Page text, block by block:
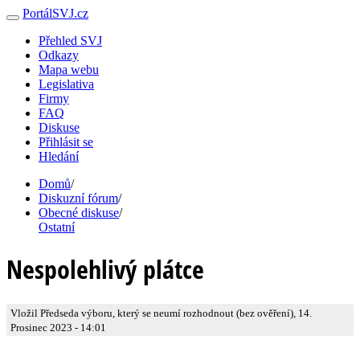
PortálSVJ.cz
Přehled SVJ
Odkazy
Mapa webu
Legislativa
Firmy
FAQ
Diskuse
Přihlásit se
Hledání
Domů/
Diskuzní fórum/
Obecné diskuse/
Ostatní
Nespolehlivý plátce
Vložil Předseda výboru, který se neumí rozhodnout (bez ověření), 14.
Prosinec 2023 - 14:01